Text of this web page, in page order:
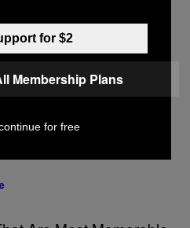
August 9-
for $2
Membership Plans
for free